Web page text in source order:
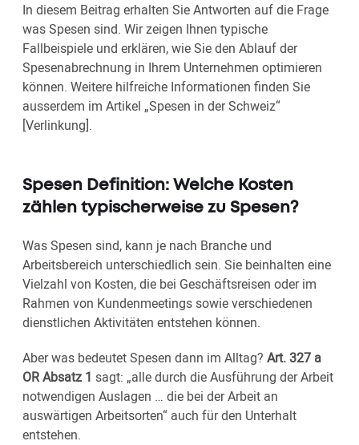
In diesem Beitrag erhalten Sie Antworten auf die Frage
was Spesen sind. Wir zeigen Ihnen typische
Fallbeispiele und erklären, wie Sie den Ablauf der
Spesenabrechnung in Ihrem Unternehmen optimieren
können. Weitere hilfreiche Informationen finden Sie
ausserdem im Artikel „Spesen in der Schweiz“
[Verlinkung].
Spesen Definition: Welche Kosten
zählen typischerweise zu Spesen?
Was Spesen sind, kann je nach Branche und
Arbeitsbereich unterschiedlich sein. Sie beinhalten eine
Vielzahl von Kosten, die bei Geschäftsreisen oder im
Rahmen von Kundenmeetings sowie verschiedenen
dienstlichen Aktivitäten entstehen können.
Aber was bedeutet Spesen dann im Alltag? Art. 327 a
OR Absatz 1 sagt: „alle durch die Ausführung der Arbeit
notwendigen Auslagen … die bei der Arbeit an
auswärtigen Arbeitsorten“ auch für den Unterhalt
entstehen.